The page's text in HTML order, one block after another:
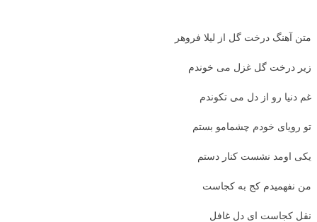
متن آهنگ درخت گل از لیلا فروهر
زیر درخت گل غزل می خوندم
غم دنیا رو از دل می تکوندم
تو رویای خودم چشمامو بستم
یکی اومد نشست کنار دستم
من نفهمیدم کج به کجاست
نقل کجاست ای دل غافل